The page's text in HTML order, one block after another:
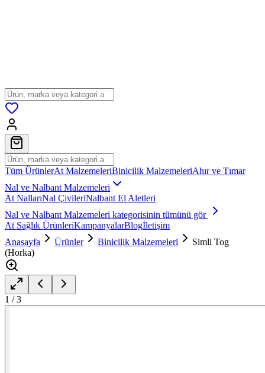
Tüm ÜrünlerAt MalzemeleriBinicilik MalzemeleriAhır ve Tımar
Nal ve Nalbant Malzemeleri
At NallarıNal ÇivileriNalbant El Aletleri
Nal ve Nalbant Malzemeleri kategorisinin tümünü gör
At Sağlık ÜrünleriKampanyalarBlogİletişim
Anasayfa
Ürünler Binicilik Malzemeleri
Simli Tog
(Horka)
1 /3